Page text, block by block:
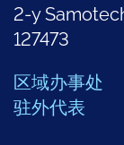
2-y
127473
区域办事处
驻外代表